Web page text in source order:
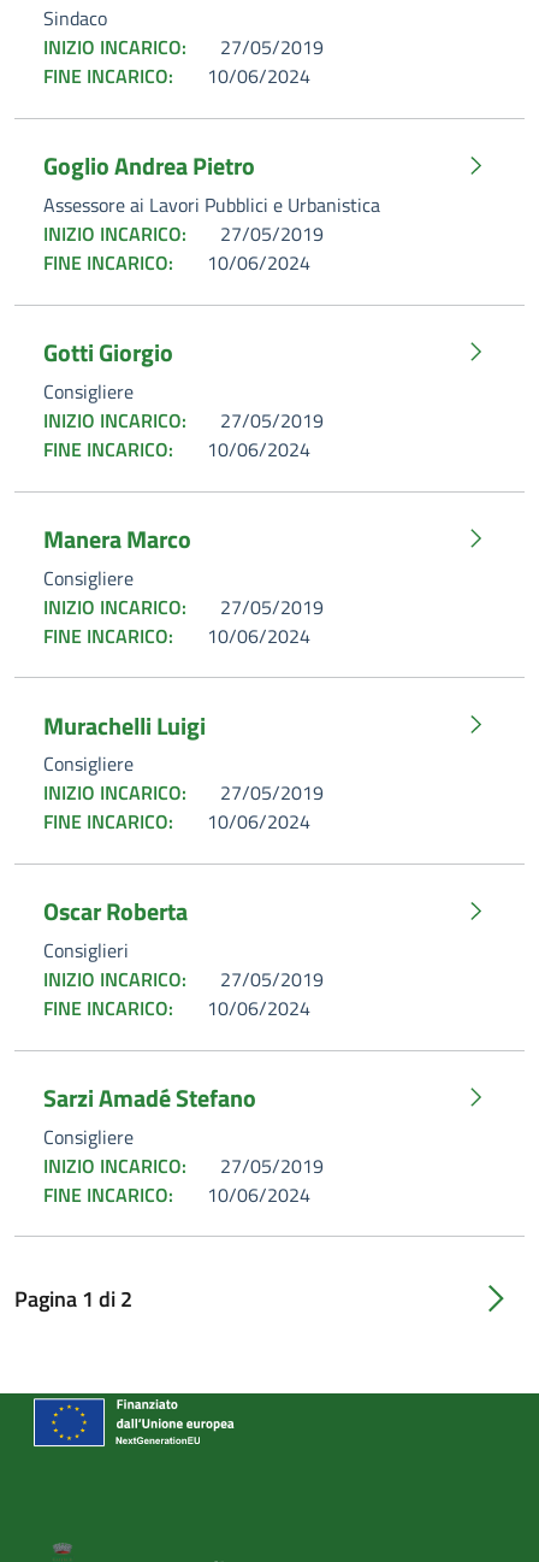
Sindaco
INIZIO INCARICO:
27/05/2019
FINE INCARICO:
10/06/2024
Goglio Andrea Pietro
Assessore ai Lavori Pubblici e Urbanistica
INIZIO INCARICO:
27/05/2019
FINE INCARICO:
10/06/2024
Gotti Giorgio
Consigliere
INIZIO INCARICO:
27/05/2019
FINE INCARICO:
10/06/2024
Manera Marco
Consigliere
INIZIO INCARICO:
27/05/2019
FINE INCARICO:
10/06/2024
Murachelli Luigi
Consigliere
INIZIO INCARICO:
27/05/2019
FINE INCARICO:
10/06/2024
Oscar Roberta
Consiglieri
INIZIO INCARICO:
27/05/2019
FINE INCARICO:
10/06/2024
Sarzi Amadé Stefano
Consigliere
INIZIO INCARICO:
27/05/2019
FINE INCARICO:
10/06/2024
Pagina1 di2